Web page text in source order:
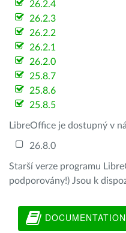
26.2.4
26.2.3
26.2.2
26.2.1
26.2.0
25.8.7
25.8.6
25.8.5
LibreOffice je dostupný v
26.8.0
Starší verze programu
podporovány!) Jsou k
DOCUMENTATION